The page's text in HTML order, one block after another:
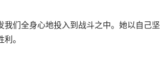
们全身心地投入到战斗之中。她以自己
。